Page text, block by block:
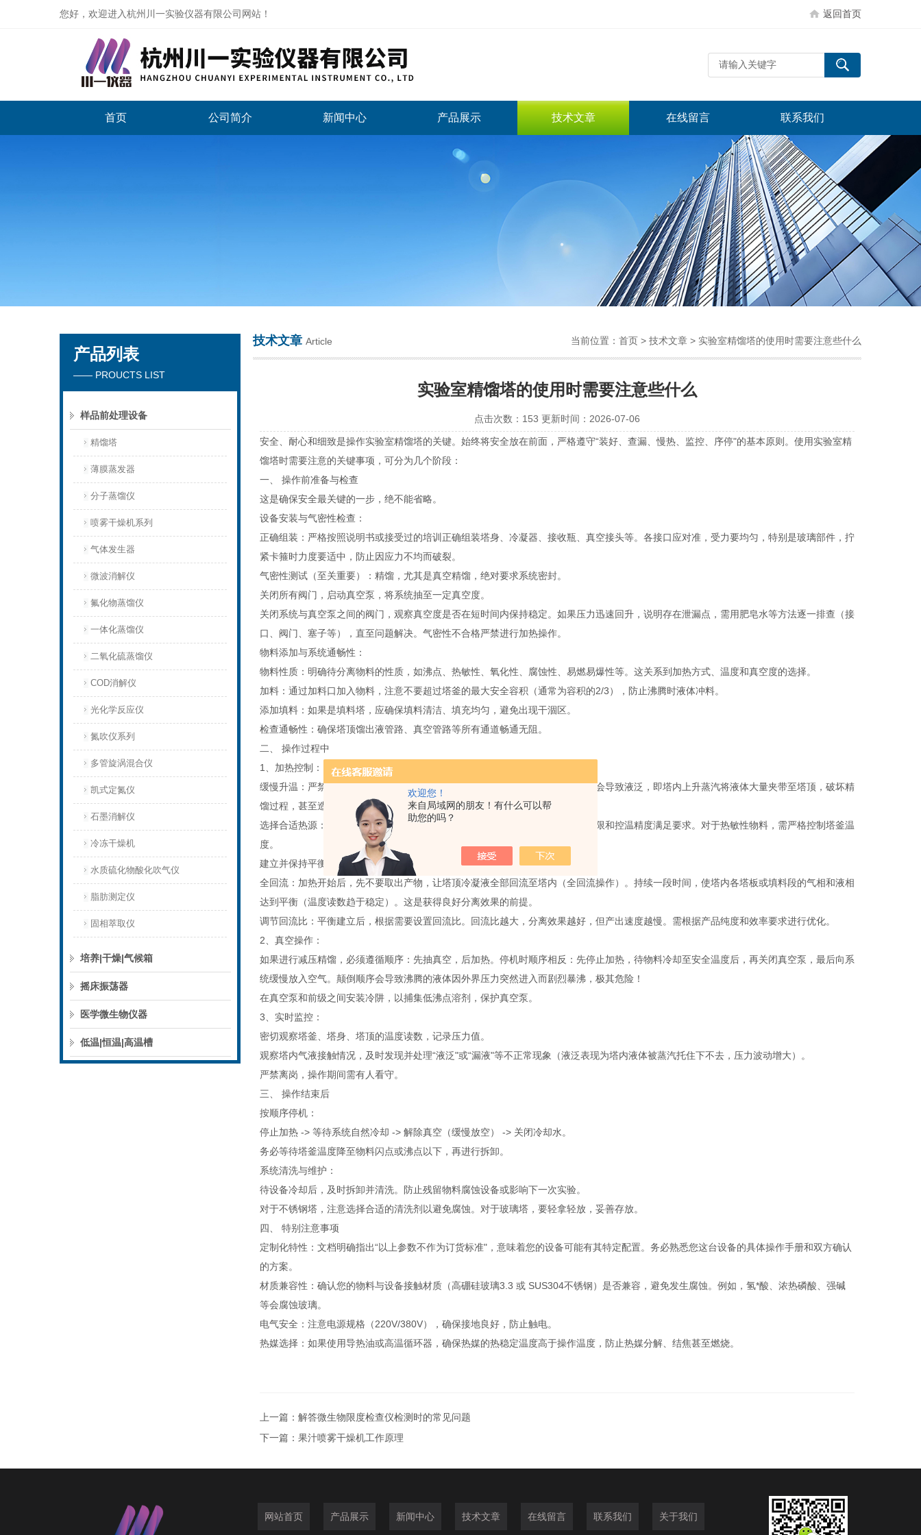
欢迎您！
来自局域网的朋友！有什么可以帮
助您的吗？
您好，欢迎进入杭州川一实验仪器有限公司网站！ 返回首页
杭州川一实验仪器有限公司
首页 公司简介 新闻中心 产品展示 技术文章 在线留言 联系我们
产品列表
—— PROUCTS LIST
样品前处理设备
精馏塔
薄膜蒸发器
分子蒸馏仪
喷雾干燥机系列
气体发生器
微波消解仪
氟化物蒸馏仪
一体化蒸馏仪
二氧化硫蒸馏仪
COD消解仪
光化学反应仪
氮吹仪系列
多管旋涡混合仪
凯式定氮仪
石墨消解仪
冷冻干燥机
水质硫化物酸化吹气仪
脂肪测定仪
固相萃取仪
培养|干燥|气候箱
摇床振荡器
医学微生物仪器
低温|恒温|高温槽
技术文章 Article 当前位置： 首页 > 技术文章 > 实验室精馏塔的使用时需要注意些什么
实验室精馏塔的使用时需要注意些什么
点击次数：153 更新时间：2026-07-06
安全、耐心和细致是操作实验室精馏塔的关键。始终将安全放在前面，严格遵守“装好、查漏、慢热、监控、序停"的基本原则。使用实验室精
馏塔时需要注意的关键事项，可分为几个阶段：
一、 操作前准备与检查
这是确保安全最关键的一步，绝不能省略。
设备安装与气密性检查：
正确组装：严格按照说明书或接受过的培训正确组装塔身、冷凝器、接收瓶、真空接头等。各接口应对准，受力要均匀，特别是玻璃部件，拧
紧卡箍时力度要适中，防止因应力不均而破裂。
气密性测试（至关重要）：精馏，尤其是真空精馏，绝对要求系统密封。
关闭所有阀门，启动真空泵，将系统抽至一定真空度。
关闭系统与真空泵之间的阀门，观察真空度是否在短时间内保持稳定。如果压力迅速回升，说明存在泄漏点，需用肥皂水等方法逐一排查（接
口、阀门、塞子等），直至问题解决。气密性不合格严禁进行加热操作。
物料添加与系统通畅性：
物料性质：明确待分离物料的性质，如沸点、热敏性、氧化性、腐蚀性、易燃易爆性等。这关系到加热方式、温度和真空度的选择。
加料：通过加料口加入物料，注意不要超过塔釜的最大安全容积（通常为容积的2/3），防止沸腾时液体冲料。
添加填料：如果是填料塔，应确保填料清洁、填充均匀，避免出现干涸区。
检查通畅性：确保塔顶馏出液管路、真空管路等所有通道畅通无阻。
二、 操作过程中
1、加热控制：
缓慢升温：严禁突然施加全功率加热！应缓慢、逐步增加加热功率。过快的加热会导致液泛，即塔内上升蒸汽将液体大量夹带至塔顶，破坏精
馏过程，甚至造成事故。
选择合适热源：根据文档，加热方式有电热套、导热油浴等。确保热源的温度上限和控温精度满足要求。对于热敏性物料，需严格控制塔釜温
度。
建立并保持平衡：
全回流：加热开始后，先不要取出产物，让塔顶冷凝液全部回流至塔内（全回流操作）。持续一段时间，使塔内各塔板或填料段的气相和液相
达到平衡（温度读数趋于稳定）。这是获得良好分离效果的前提。
调节回流比：平衡建立后，根据需要设置回流比。回流比越大，分离效果越好，但产出速度越慢。需根据产品纯度和效率要求进行优化。
2、真空操作：
如果进行减压精馏，必须遵循顺序：先抽真空，后加热。停机时顺序相反：先停止加热，待物料冷却至安全温度后，再关闭真空泵，最后向系
统缓慢放入空气。颠倒顺序会导致沸腾的液体因外界压力突然进入而剧烈暴沸，极其危险！
在真空泵和前级之间安装冷阱，以捕集低沸点溶剂，保护真空泵。
3、实时监控：
密切观察塔釜、塔身、塔顶的温度读数，记录压力值。
观察塔内气液接触情况，及时发现并处理“液泛"或“漏液"等不正常现象（液泛表现为塔内液体被蒸汽托住下不去，压力波动增大）。
严禁离岗，操作期间需有人看守。
三、 操作结束后
按顺序停机：
停止加热 -> 等待系统自然冷却 -> 解除真空（缓慢放空） -> 关闭冷却水。
务必等待塔釜温度降至物料闪点或沸点以下，再进行拆卸。
系统清洗与维护：
待设备冷却后，及时拆卸并清洗。防止残留物料腐蚀设备或影响下一次实验。
对于不锈钢塔，注意选择合适的清洗剂以避免腐蚀。对于玻璃塔，要轻拿轻放，妥善存放。
四、 特别注意事项
定制化特性：文档明确指出“以上参数不作为订货标准"，意味着您的设备可能有其特定配置。务必熟悉您这台设备的具体操作手册和双方确认
的方案。
材质兼容性：确认您的物料与设备接触材质（高硼硅玻璃3.3 或 SUS304不锈钢）是否兼容，避免发生腐蚀。例如，氢*酸、浓热磷酸、强碱
等会腐蚀玻璃。
电气安全：注意电源规格（220V/380V），确保接地良好，防止触电。
热媒选择：如果使用导热油或高温循环器，确保热媒的热稳定温度高于操作温度，防止热媒分解、结焦甚至燃烧。
上一篇： 解答微生物限度检查仪检测时的常见问题
下一篇： 果汁喷雾干燥机工作原理
网站首页 产品展示 新闻中心 技术文章 在线留言 联系我们 关于我们